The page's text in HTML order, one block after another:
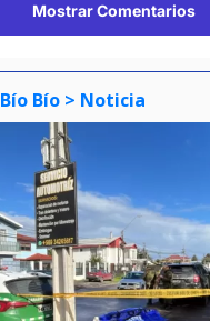
Mostrar Comentarios
Bío > Noticia